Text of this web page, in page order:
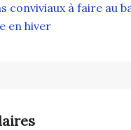
conviviaux à faire au
en hiver